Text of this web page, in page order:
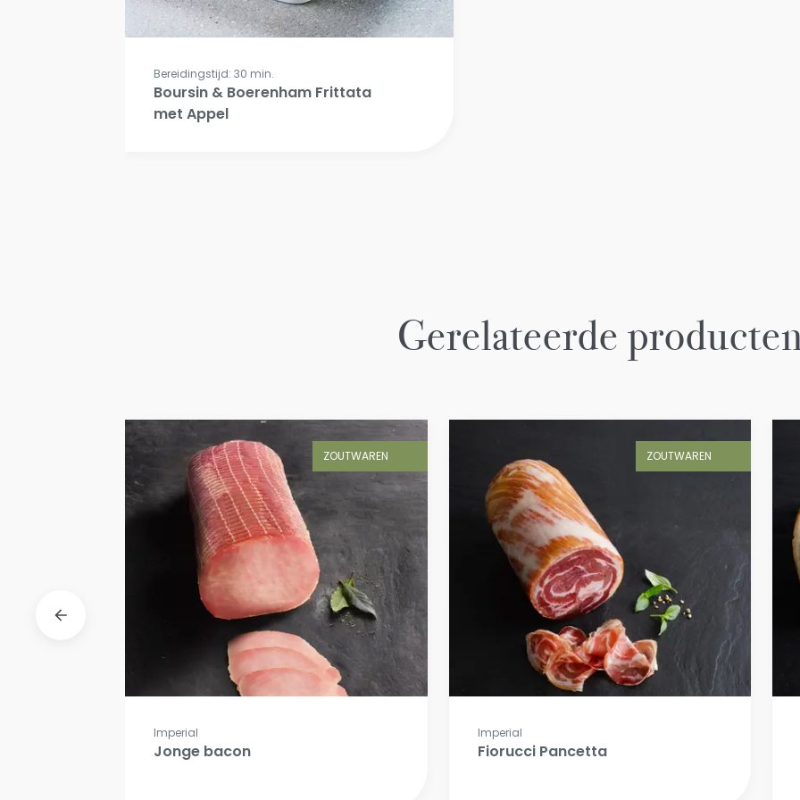
Bereidingstijd: 30 min.
Boursin & Boerenham Frittata
met Appel
Gerelateerde
ZOUTWAREN
Imperial
Jonge bacon
ZOUTWAREN
Imperial
Fiorucci Pancetta